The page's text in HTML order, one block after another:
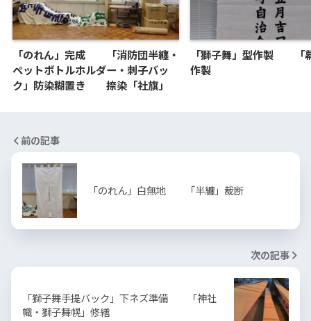
「のれん」完成 「消防団半纏・
ペットボトルホルダー・刺子バッ
ク」防染糊置き 捺染「社旗」
「獅子舞」型作製 「
作製
前の記事
「のれん」白無地 「半纏」裁断
次の記事
「獅子舞手提バック」下ネズ準備 「神社
幟・獅子舞幌」修繕